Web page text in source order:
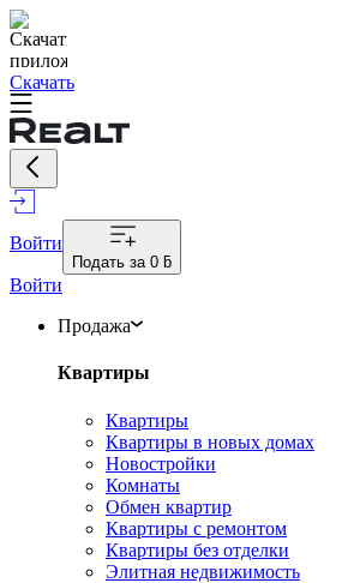
Скачать
Войти
Подать за 0 ƃ
Войти
Продажа
Квартиры
Квартиры
Квартиры в новых домах
Новостройки
Комнаты
Обмен квартир
Квартиры с ремонтом
Квартиры без отделки
Элитная недвижимость